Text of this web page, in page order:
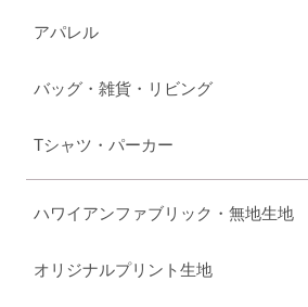
アパレル
バッグ・雑貨・リビング
Tシャツ・パーカー
ハワイアンファブリック・無地生地
オリジナルプリント生地